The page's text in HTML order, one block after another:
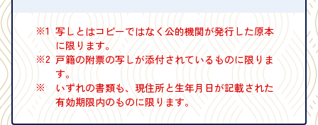
※1 写しとはコピーではなく公的機関が発行した原本
に限ります。
※2 戸籍の附票の写しが添付されているものに限りま
す。
※
いずれの書類も、現住所と生年月日が記載された
有効期限内のものに限ります。